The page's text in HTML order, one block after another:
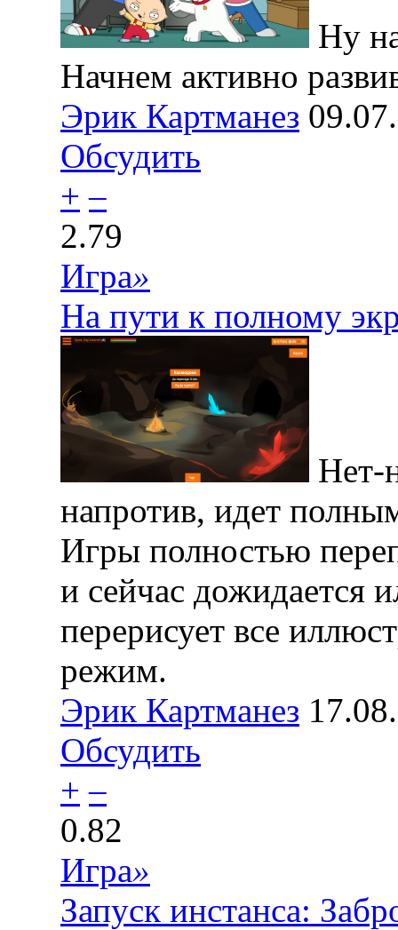
Ну
Начнем активно
Эрик Картманез
Обсудить
+ –
2.79
Игра»
На пути к полному
Нет-
напротив, идет
Игры полностью
и сейчас дожидается
перерисует все
режим.
Эрик Картманез
Обсудить
+ –
0.82
Игра»
Запуск инстанса: